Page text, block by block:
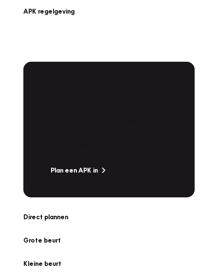
APK regelgeving
Plan een APK in
Direct plannen
Grote beurt
Kleine beurt